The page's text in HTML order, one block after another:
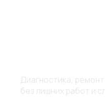
Диагностика,
без лишних работ и